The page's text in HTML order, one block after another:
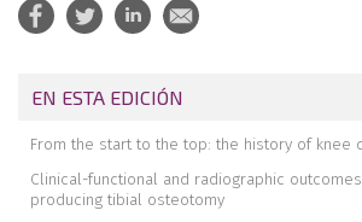
EN ESTA EDICIÓN
From the start to the top: the history of knee
Clinical-functional and radiographic
producing tibial osteotomy